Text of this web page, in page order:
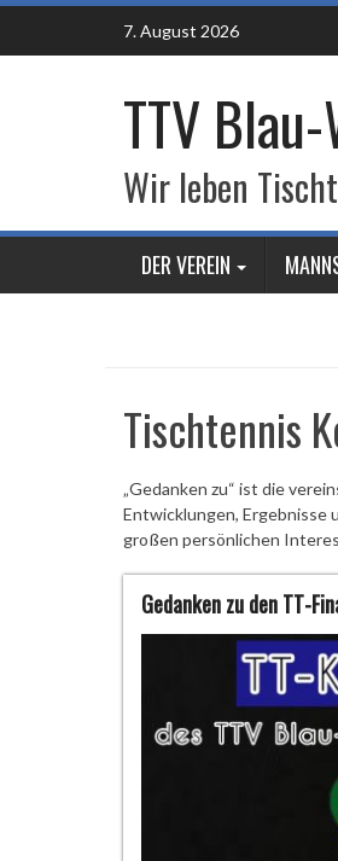
Skip
content
7. August 2026
TTV
Wir leben
DER VEREIN
Tischtennis
„Gedanken zu“ ist die
Entwicklungen, Ergebnisse
großen persönlichen
Gedanken zu den TT-